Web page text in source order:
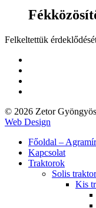
Felkeltettük
© 2026 Zetor
Web Design
Close
Menu
Főoldal –
Kapcsolat
Traktorok
Solis
Kis